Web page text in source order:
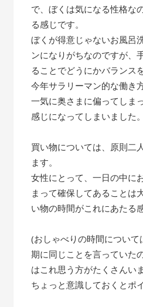
で、ぼくは気になる性格な
る感じです。
ぼくが得意じゃないお風呂
ンになりがちなのですが、
ることでどうにかバランス
今年サラリーマン的な働き
一気に奥さまに偏ってしま
感じになってしまいました。
買い物については、原則二
ます。
女性にとって、一日の中に
まって確保してあることは
い物の時間がこれにあたる
(おしゃべりの時間につい
期に同じことを言っていた
はこれ思う方がたくさんい
ちょっと意識しておくとポ